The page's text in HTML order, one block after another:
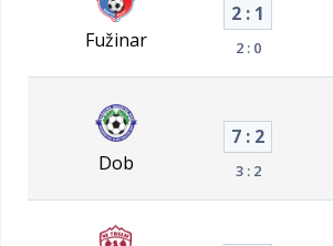
Fužinar
2 : 1
2 : 0
Dob
7 : 2
3 : 2